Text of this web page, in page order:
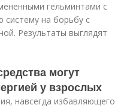
гельминтами с
на борьбу с
Результаты выглядят
могут
у взрослых
навсегда избавляющего